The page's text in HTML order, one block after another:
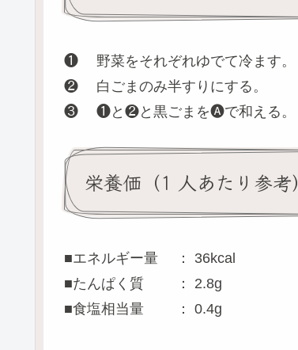
❶ 野菜をそれぞれゆでて冷ます。
❷ 白ごまのみ半すりにする。
❸ ❶と❷と黒ごまを🅐で和える。
栄養価（1 人あたり参考）
■エネルギー量 ： 36kcal
■たんぱく質 ： 2.8g
■食塩相当量 ： 0.4g